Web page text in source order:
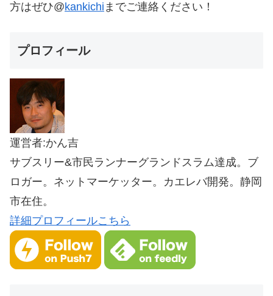
方はぜひ@kankichi までご連絡ください！
プロフィール
運営者:かん吉
サブスリー&市民ランナーグランドスラム達成。ブ
ロガー。ネットマーケッター。カエレバ開発。静岡
市在住。
詳細プロフィールこちら